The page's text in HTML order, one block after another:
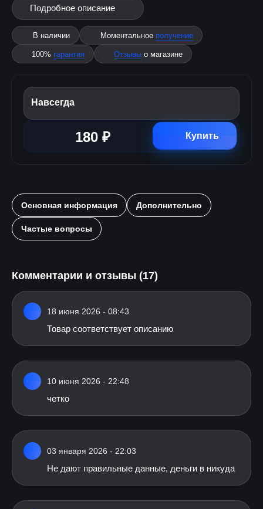
Подробное описание
В наличии Моментальное получение
100% гарантия Отзывы о магазине
Навсегда
180 ₽ Купить
Основная информация Дополнительно
Частые вопросы
Комментарии и отзывы (17)
18 июня 2026 - 08:43
Товар соответствует описанию
10 июня 2026 - 22:48
четко
03 января 2026 - 22:03
Не дают правильные данные, деньги в никуда